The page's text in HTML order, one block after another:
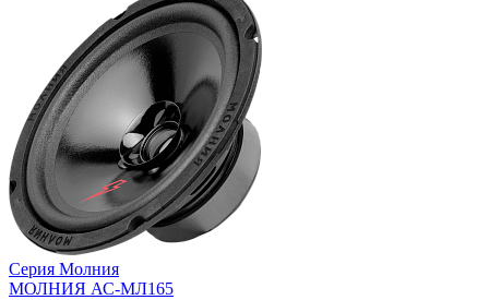
Серия Молния
МОЛНИЯ АС-МЛ165